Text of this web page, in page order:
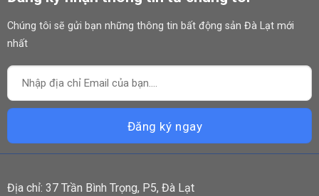
Chúng tôi sẽ gửi bạn những thông tin bất động sản Đà Lạt mới
nhất
Địa chỉ: 37 Trần Bình Trọng, P5, Đà Lạt